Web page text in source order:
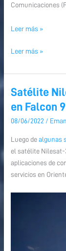
Comunicaciones
Leer más »
Leer más »
Satélite
en Falcon 9
08/06/2022 /
Luego dealgunas
el satélite Nilesat-
aplicaciones de
servicios en
Satélite
Nilesat-
301
de
Egipto
lanzado
en
Falcon
Satélite
Nilesat-
301
de
Egipto
lanzado
en
Falcon